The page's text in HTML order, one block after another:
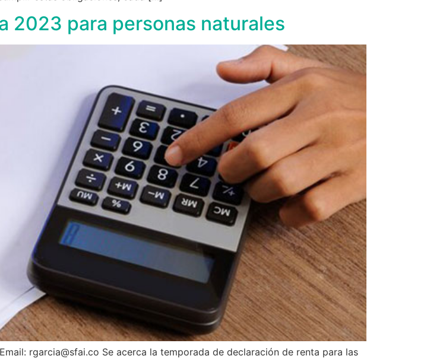
2023 para personas naturales
rgarcia@sfai.co Se acerca la temporada de declaración de renta para las